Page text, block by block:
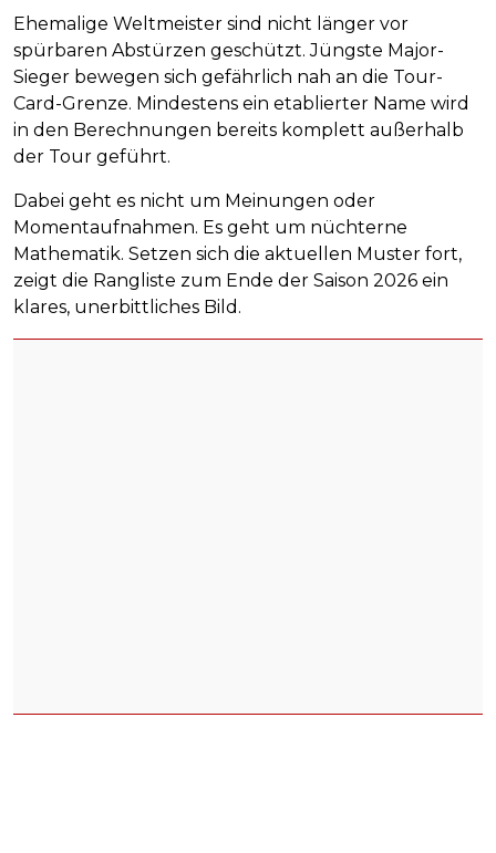
Ehemalige Weltmeister sind nicht länger vor
spürbaren Abstürzen geschützt. Jüngste Major-
Sieger bewegen sich gefährlich nah an die Tour-
Card-Grenze. Mindestens ein etablierter Name wird
in den Berechnungen bereits komplett außerhalb
der Tour geführt.
Dabei geht es nicht um Meinungen oder
Momentaufnahmen. Es geht um nüchterne
Mathematik. Setzen sich die aktuellen Muster fort,
zeigt die Rangliste zum Ende der Saison 2026 ein
klares, unerbittliches Bild.